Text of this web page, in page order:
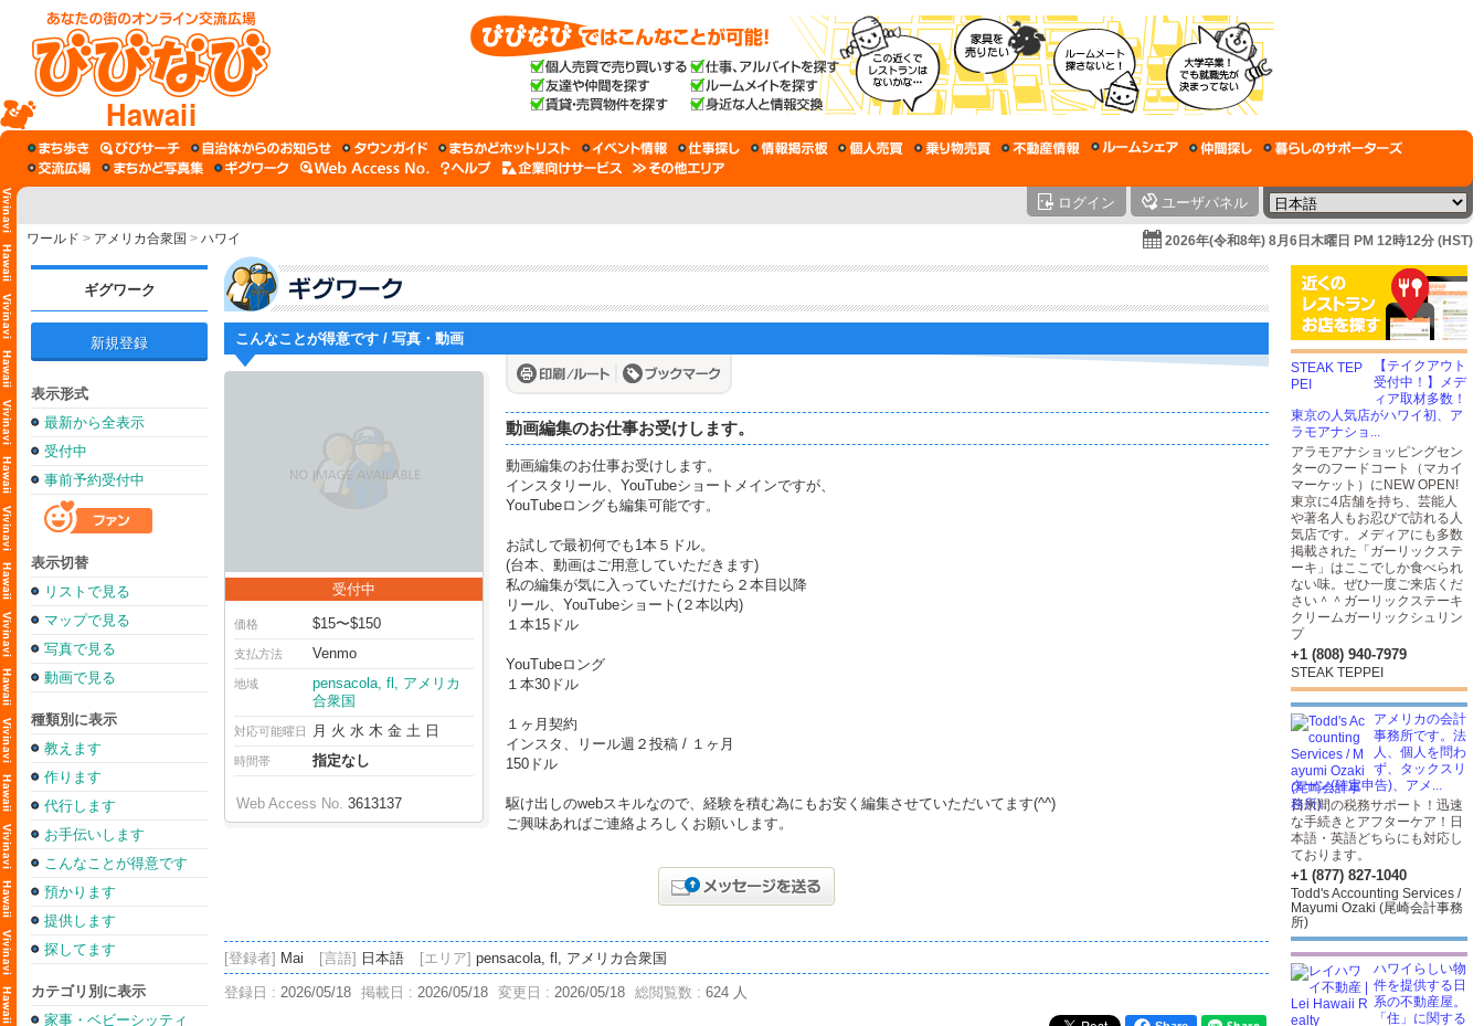
Hawaii
ログイン ユーザパネル
ワールド > アメリカ合衆国 > ハワイ 2026年(令和8年) 8月6日木曜日 PM 12時12分 (HST)
ギグワーク
新規登録
表示形式
最新から全表示
受付中
事前予約受付中
表示切替
リストで見る
マップで見る
写真で見る
動画で見る
種類別に表示
教えます
作ります
代行します
お手伝いします
こんなことが得意です
預かります
提供します
探してます
カテゴリ別に表示
家事・ベビーシッティ
こんなことが得意です / 写真・動画
受付中
価格 $15〜$150
支払方法 Venmo
地域
pensacola, fl, アメリカ
合衆国
対応可能曜日 月 火 水 木 金 土 日
時間帯 指定なし
Web Access No. 3613137
動画編集のお仕事お受けします。
動画編集のお仕事お受けします。
インスタリール、YouTubeショートメインですが、
YouTubeロングも編集可能です。
お試しで最初何でも1本５ドル。
(台本、動画はご用意していただきます)
私の編集が気に入っていただけたら２本目以降
リール、YouTubeショート(２本以内)
１本15ドル
YouTubeロング
１本30ドル
１ヶ月契約
インスタ、リール週２投稿 / １ヶ月
150ドル
駆け出しのwebスキルなので、経験を積む為にもお安く編集させていただいてます(^^)
ご興味あればご連絡よろしくお願いします。
[登録者] Mai [言語] 日本語 [エリア] pensacola, fl, アメリカ合衆国
登録日 : 2026/05/18 掲載日 : 2026/05/18 変更日 : 2026/05/18 総閲覧数 : 624 人
【テイクアウト
受付中！】メデ
ィア取材多数！
東京の人気店がハワイ初、ア
ラモアナショ...
アラモアナショッピングセン
ターのフードコート（マカイ
マーケット）にNEW OPEN!
東京に4店舗を持ち、芸能人
や著名人もお忍びで訪れる人
気店です。メディアにも多数
掲載された「ガーリックステ
ーキ」はここでしか食べられ
ない味。ぜひ一度ご来店くだ
さい＾＾ガーリックステーキ
クリームガーリックシュリン
プ
+1 (808) 940-7979
STEAK TEPPEI
アメリカの会計
事務所です。法
人、個人を問わ
ず、タックスリ
ターン(確定申告)、アメ...
日米間の税務サポート！迅速
な手続きとアフターケア！日
本語・英語どちらにも対応し
ております。
+1 (877) 827-1040
Todd's Accounting Services /
Mayumi Ozaki (尾崎会計事務
所)
ハワイらしい物
件を提供する日
系の不動産屋。
「住」に関する